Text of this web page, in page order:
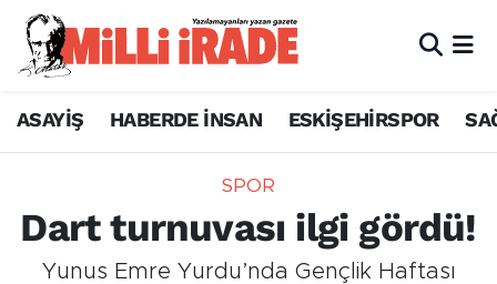
ASAYİŞ HABERDE İNSAN ESKİŞEHİRSPOR
SPOR
Dart turnuvası ilgi gördü!
Yunus Emre Yurdu’nda Gençlik Haftası